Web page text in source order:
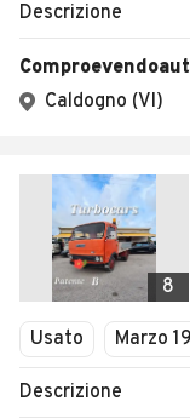
Descrizione
Caldogno (VI)
8
Usato Marzo
Descrizione